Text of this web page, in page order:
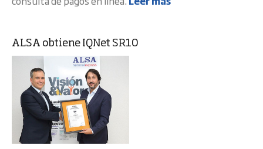
ALSA obtiene IQNet SR10